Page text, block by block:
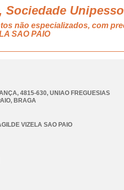
não especializados, com
SAO PAIO
4815-630, UNIAO FREGUESIAS
, BRAGA
VIZELA SAO PAIO